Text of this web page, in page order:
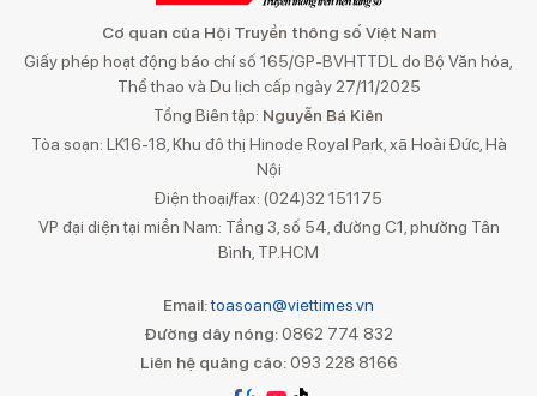
Cơ quan của Hội Truyền thông số Việt Nam
Giấy phép hoạt động báo chí số 165/GP-BVHTTDL do Bộ Văn hóa,
Thể thao và Du lịch cấp ngày 27/11/2025
Tổng Biên tập: Nguyễn Bá Kiên
Tòa soạn: LK16-18, Khu đô thị Hinode Royal Park, xã Hoài Đức, Hà
Nội
Điện thoại/fax: (024)32 151175
VP đại diện tại miền Nam: Tầng 3, số 54, đường C1, phường Tân
Bình, TP.HCM
Email:toasoan@viettimes.vn
Đường dây nóng: 0862 774 832
Liên hệ quảng cáo:093 228 8166